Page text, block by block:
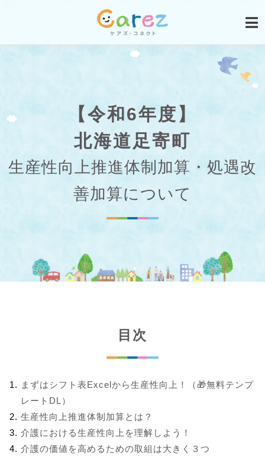
【令和6年度】
北海道足寄町
生産性向上推進体制加算・処遇改
善加算について
目次
まずはシフト表Excelから生産性向上！（🎁無料テンプ
レートDL）
生産性向上推進体制加算とは？
介護における生産性向上を理解しよう！
介護の価値を高めるための取組は大きく３つ